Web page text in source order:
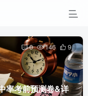
率考前预测卷&详
0 146 9